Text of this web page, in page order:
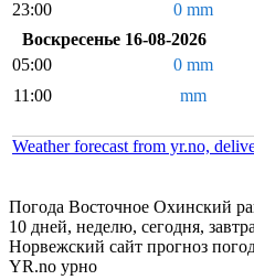
23:00
0 mm
Воскресенье 16-08-2026
05:00
0 mm
11:00
mm
Weather forecast from yr.no,
Погода Восточное Охинский
10 дней, неделю, сегодня,
Норвежский сайт прогноз
YR.no урно